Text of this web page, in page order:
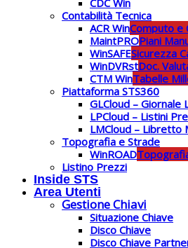
CDC Win
Contabilità Tecnica
ACR WinComputo e
MaintPROPiani
WinSAFESicurezza
WinDVRstDoc.
CTM WinTabelle
Piattaforma STS360
GLCloud – Giornale
LPCloud – Listini
LMCloud – Libretto
Topografia e Strade
WinROAD
Listino Prezzi
Inside STS
Area Utenti
Gestione Chiavi
Situazione Chiave
Disco Chiave
Disco Chiave